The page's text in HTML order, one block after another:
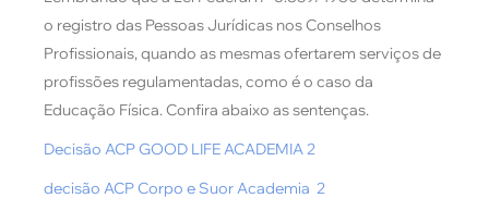
o registro das Pessoas Jurídicas nos Conselhos
Profissionais, quando as mesmas ofertarem serviços de
profissões regulamentadas, como é o caso da
Educação Física. Confira abaixo as sentenças.
Decisão ACP GOOD LIFE ACADEMIA 2
decisão ACP Corpo e Suor Academia 2